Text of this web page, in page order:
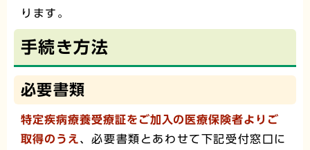
ります。
手続き方法
必要書類
特定疾病療養受療証をご加入の医療保険者よりご
取得のうえ 、必要書類とあわせて下記受付窓口に